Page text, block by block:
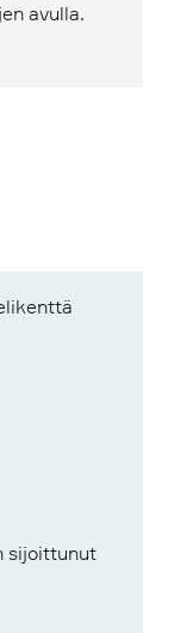
avulla.
sijoittunut